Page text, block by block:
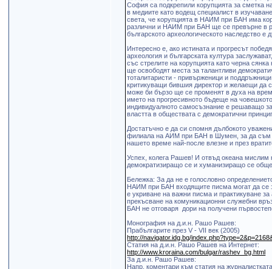
София са подкрепили корупцията за сметка
в медиите като водещ специалист в
света, че корупцията в НАИМ при БАН има
различни и НАИМ при БАН ще се превърне в
българското археологическото наследство
Интересно е, ако истината и прогресът
археолoгия и българската култура
със стрелите на корупцията като черна
ще освободят места за талантливи
тоталитаристи - привърженици и
критикуващи бившия директор и желаещи да
може би бързо ще се променят в духа на
името на прогресивното бъдеще на
индивидуалното самосъзнание е решаващо
властта в обществата с демократични
Достатъчно е да си спомня дълбокото
филиала на АИМ при БАН в Шумен, за да съм
нашето време най-после влезне и през
Успех, колега Рашев! И отвъд океана мислим
демократизиращо се и хуманизиращо се
Бележка: За да не e голословнo
НАИМ при БАН входящите писма могат да се
е укриване на важни писма и практикуване
прекъсване на комуникационни служебни
БАН не отговаря дори на получени
Монография на д.и.н. Рашо Рашев:
Прабългарите през V - VІІ век (2005)
http://navigator.idg.bg/
Статия на д.и.н. Рашо Рашев на Интернет:
http://www.kroraina.com/bulgar/rashev_bg.html
За д.и.н. Рашо Рашев:
Напр. коментари към статия нa